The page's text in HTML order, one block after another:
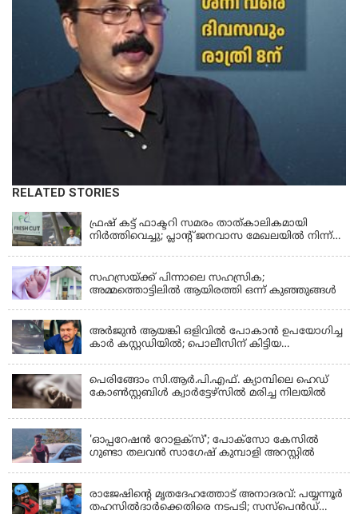
RELATED STORIES
KERALA
ഫ്രഷ് കട്ട് ഫാക്ടറി സമരം താത്കാലികമായി
നിർത്തിവെച്ചു; പ്ലാൻ്റ് ജനവാസ മേഖലയിൽ നിന്ന്
സഹസ്രയ്ക്ക് പിന്നാലെ സഹസ്രിക;
അമ്മത്തൊട്ടിലില്‍ ആയിരത്തി ഒന്ന് കുഞ്ഞുങ്ങള്‍
അർജുൻ ആയങ്കി ഒളിവിൽ പോകാൻ ഉപയോഗിച്ച
കാർ കസ്റ്റഡിയിൽ; പൊലീസിന് കിട്ടിയ
പെരിങ്ങോം സി.ആർ.പി.എഫ്. ക്യാമ്പിലെ ഹെഡ്
കോൺസ്റ്റബിൾ ക്വാർട്ടേഴ്സിൽ മരിച്ച നിലയിൽ
'ഓപ്പറേഷൻ റോളക്സ്'; പോക്സോ കേസിൽ
ഗുണ്ടാ തലവൻ സാഗേഷ് കുമ്പാളി അറസ്റ്റിൽ
രാജേഷിന്റെ മൃതദേഹത്തോട് അനാദരവ്: പയ്യന്നൂർ
തഹസിൽദാർക്കെതിരെ നടപടി; സസ്പെൻഡ്